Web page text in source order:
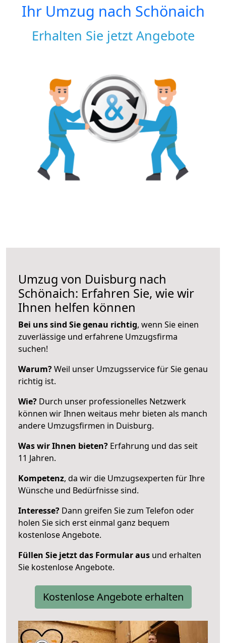
Ihr Umzug nach Schönaich
Erhalten Sie jetzt Angebote
Umzug von Duisburg nach
Schönaich: Erfahren Sie, wie wir
Ihnen helfen können
Bei uns sind Sie genau richtig, wenn Sie einen
zuverlässige und erfahrene Umzugsfirma
suchen!
Warum?Weil unser Umzugsservice für Sie genau
richtig ist.
Wie? Durch unser professionelles Netzwerk
können wir Ihnen weitaus mehr bieten als manch
andere Umzugsfirmen in Duisburg.
Was wir Ihnen bieten? Erfahrung und das seit
11 Jahren.
Kompetenz, da wir die Umzugsexperten für Ihre
Wünsche und Bedürfnisse sind.
Interesse? Dann greifen Sie zum Telefon oder
holen Sie sich erst einmal ganz bequem
kostenlose Angebote.
Füllen Sie jetzt das Formular aus und erhalten
Sie kostenlose Angebote.
Kostenlose Angebote erhalten